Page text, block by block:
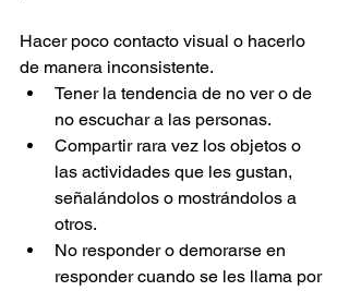
Hacer poco contacto visual o hacerlo
de manera inconsistente.
Tener la tendencia de no ver o de
no escuchar a las personas.
Compartir rara vez los objetos o
las actividades que les gustan,
señalándolos o mostrándolos a
otros.
No responder o demorarse en
responder cuando se les llama por